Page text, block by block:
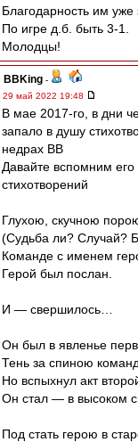
Благодарность им уже
По игре д.б. быть 3-1.
Молодцы!
BBKing -
29 май 2022 19:48
В мае 2017-го, в дни
запало в душу
недрах ВВ
Давайте вспомним
стихотворений
Глухою, скучною
(Судьба ли? Случай?
Команде с именем
Герой был послан.
И — свершилось…
Он был в явленье
Тень за спиною
Но вспыхнул акт
Он стал — в высоком
Под стать герою в